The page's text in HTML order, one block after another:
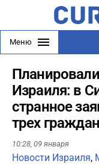
Меню
Израиля: в
странное
трех граждан
10:28, 09 января
Новости Израиля,